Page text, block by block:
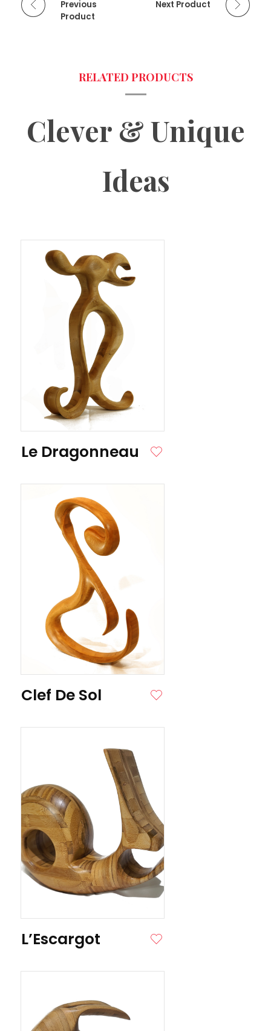
Previous
Product
Next Product
Clever & Unique
Ideas
Le Dragonneau
Clef De Sol
L’Escargot